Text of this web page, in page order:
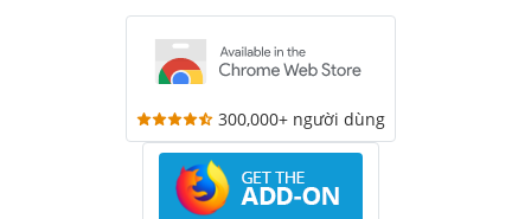
300,000+ người dùng